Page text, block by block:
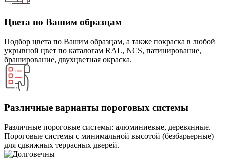
Цвета по Вашим образцам
Подбор цвета по Вашим образцам, а также покраска в любой
укрывной цвет по каталогам RAL, NCS, патинирование,
браширование, двухцветная окраска.
Различные варианты пороговых системы
Различные пороговые системы: алюминиевые, деревянные.
Пороговые системы с минимальной высотой (безбарьерные)
для сдвижных террасных дверей.